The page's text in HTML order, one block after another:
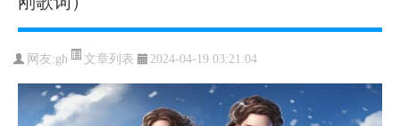
网友:gh 文章列表 2024-04-19 03:21:04